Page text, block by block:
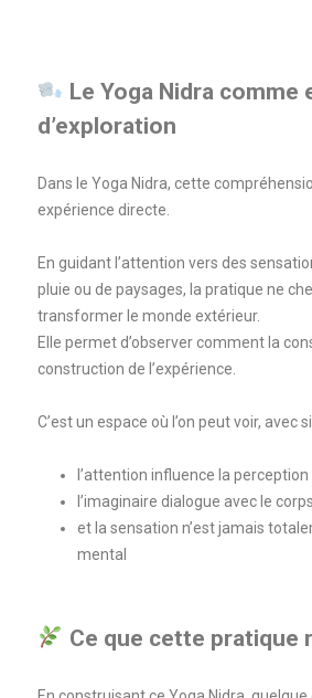
Le Yoga Nidra comme
d’exploration
Dans le Yoga Nidra, cette
expérience directe.
En guidant l’attention vers des
pluie ou de paysages, la pratique ne
transformer le monde extérieur.
Elle permet d’observer comment la
construction de l’expérience.
C’est un espace où l’on peut voir, avec
l’attention influence la perception
l’imaginaire dialogue avec le corps
et la sensation n’est jamais
mental
Ce que cette pratique